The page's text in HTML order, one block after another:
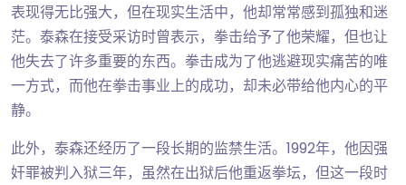
表现得无比强大，但在现实生活中，他却常常感到孤独和迷
茫。泰森在接受采访时曾表示，拳击给予了他荣耀，但也让
他失去了许多重要的东西。拳击成为了他逃避现实痛苦的唯
一方式，而他在拳击事业上的成功，却未必带给他内心的平
静。
此外，泰森还经历了一段长期的监禁生活。1992年，他因强
奸罪被判入狱三年，虽然在出狱后他重返拳坛，但这一段时